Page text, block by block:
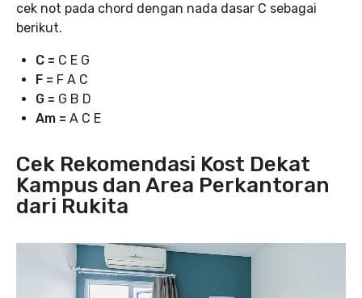
cek not pada chord dengan nada dasar C sebagai
berikut.
C = C E G
F = F A C
G = G B D
Am = A C E
Cek Rekomendasi Kost Dekat
Kampus dan Area Perkantoran
dari Rukita